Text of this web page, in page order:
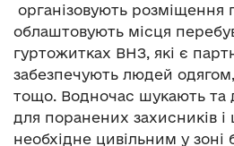
організовують розміщення
облаштовують місця
гуртожитках ВНЗ, які є
забезпечують людей
тощо. Водночас шукають та
для поранених захисників і
необхідне цивільним у зоні